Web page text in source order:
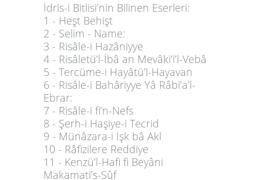
İdris-i Bitlisi’nin Bilinen Eserleri:
1 - Heşt Behişt
2 - Selim - Name:
3 - Risâle-i Hazâniyye
4 - Risâletü’l-İbâ an Mevâki’i’l-Vebâ
5 - Tercüme-i Hayâtü’l-Hayavan
6 - Risâle-i Bahâriyye Yâ Râbi’a’l-
Ebrar:
7 - Risâle-i fi’n-Nefs
8 - Şerh-i Haşiye-i Tecrid
9 - Münâzara-i Işk bâ Akl
10 - Râfizilere Reddiye
11 - Kenzü’l-Hafi fi Beyâni
Makamati’s-Sûf